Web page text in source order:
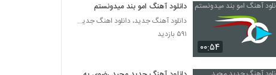
دانلود آهنگ مهدی یوسفیان عزیزم
۳۳۷ بازدید
مهراد جم آهنگ شیک پیک
۱,۷۰۶ بازدید
۰۰:۵۴
دانلود آهنگ امو بند میدونستم
دانلود آهنگ جدید، دانلود اهنگ جدید ایرانی
۵۹۱ بازدید